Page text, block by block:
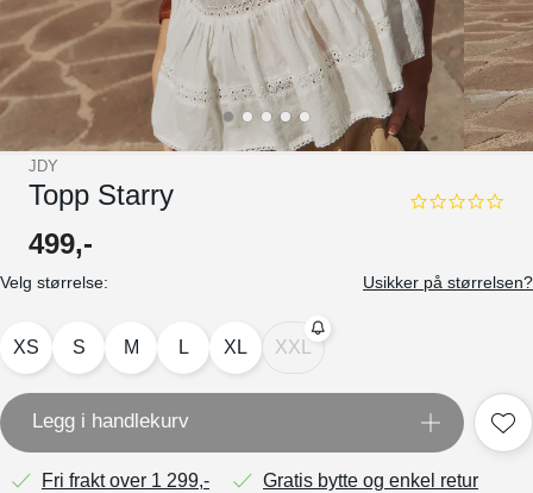
JDY
Topp Starry
0.0
499,-
Velg størrelse: Usikker på størrelsen?
XS S M L XL XXL
Legg i handlekurv
Fri frakt over 1 299,-
Gratis bytte og enkel retur